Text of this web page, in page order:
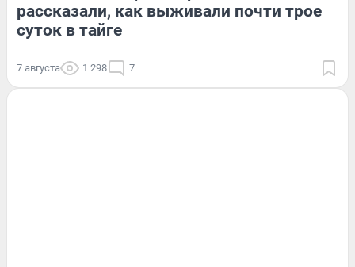
рассказали, как выживали почти трое
суток в тайге
7 августа 1 298 7